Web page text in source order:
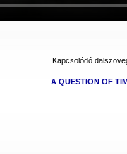
Kapcsolódó
A QUESTION OF